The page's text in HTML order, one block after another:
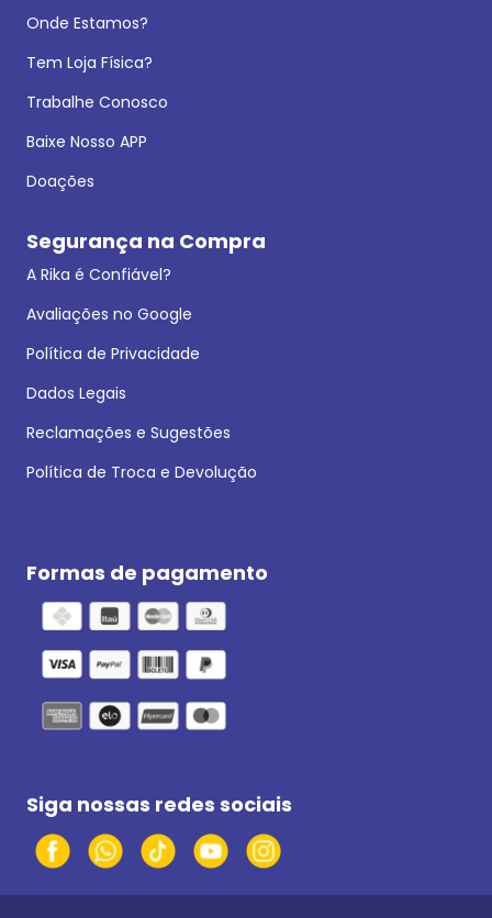
Onde Estamos?
Tem Loja Física?
Trabalhe Conosco
Baixe Nosso APP
Doações
Segurança na Compra
A Rika é Confiável?
Avaliações no Google
Política de Privacidade
Dados Legais
Reclamações e Sugestões
Política de Troca e Devolução
Formas de pagamento
Siga nossas redes sociais